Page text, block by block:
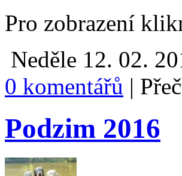
Pro zobrazení
Neděle 12. 02.
0 komentářů |
Podzim 2016